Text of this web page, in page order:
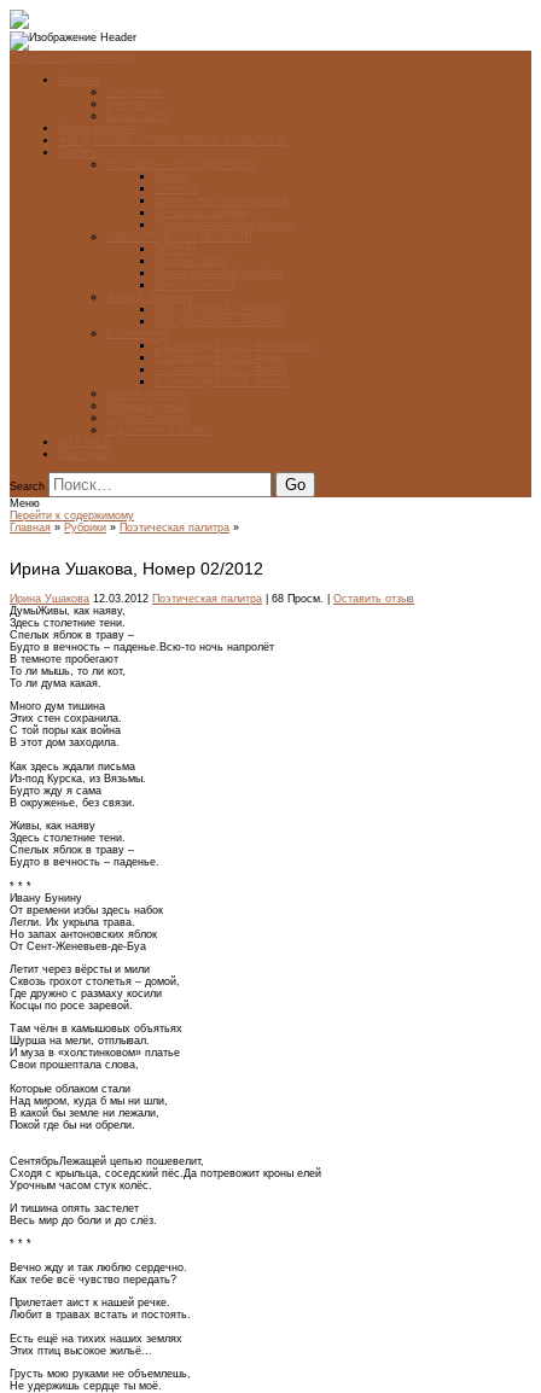
Search
Меню
Перейти к содержимому
Главная » Рубрики » Поэтическая палитра »
Ирина Ушакова, Номер 02/2012
Ирина Ушакова 12.03.2012 Поэтическая палитра | 68 Просм. | Оставить отзыв
ДумыЖивы, как наяву,
Здесь столетние тени.
Спелых яблок в траву –
Будто в вечность – паденье.Всю-то ночь напролёт
В темноте пробегают
То ли мышь, то ли кот,
То ли дума какая.
Много дум тишина
Этих стен сохранила.
С той поры как война
В этот дом заходила.
Как здесь ждали письма
Из-под Курска, из Вязьмы.
Будто жду я сама
В окруженье, без связи.
Живы, как наяву
Здесь столетние тени.
Спелых яблок в траву –
Будто в вечность – паденье.
* * *
Ивану Бунину
От времени избы здесь набок
Легли. Их укрыла трава.
Но запах антоновских яблок
От Сент-Женевьев-де-Буа
Летит через вёрсты и мили
Сквозь грохот столетья – домой,
Где дружно с размаху косили
Косцы по росе заревой.
Там чёлн в камышовых объятьях
Шурша на мели, отплывал.
И муза в «холстинковом» платье
Свои прошептала слова,
Которые облаком стали
Над миром, куда б мы ни шли,
В какой бы земле ни лежали,
Покой где бы ни обрели.
СентябрьЛежащей цепью пошевелит,
Сходя с крыльца, соседский пёс.Да потревожит кроны елей
Урочным часом стук колёс.
И тишина опять застелет
Весь мир до боли и до слёз.
* * *
Вечно жду и так люблю сердечно.
Как тебе всё чувство передать?
Прилетает аист к нашей речке.
Любит в травах встать и постоять.
Есть ещё на тихих наших землях
Этих птиц высокое жильё...
Грусть мою руками не объемлешь,
Не удержишь сердце ты моё.